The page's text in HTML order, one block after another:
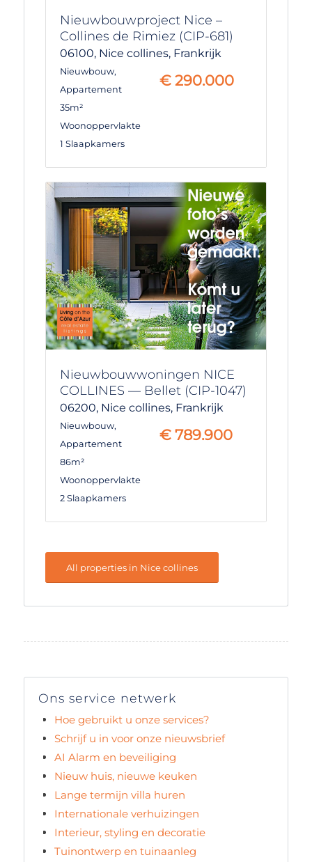
Nieuwbouwproject Nice –
Collines de Rimiez (CIP-681)
06100, Nice collines, Frankrijk
Nieuwbouw,
Appartement
35m²
Woonoppervlakte
1 Slaapkamers
€ 290.000
Nieuwbouwwoningen NICE
COLLINES — Bellet (CIP-1047)
06200, Nice collines, Frankrijk
Nieuwbouw,
Appartement
86m²
Woonoppervlakte
2 Slaapkamers
€ 789.900
All properties in Nice collines
Ons service netwerk
Hoe gebruikt u onze services?
Schrijf u in voor onze nieuwsbrief
AI Alarm en beveiliging
Nieuw huis, nieuwe keuken
Lange termijn villa huren
Internationale verhuizingen
Interieur, styling en decoratie
Tuinontwerp en tuinaanleg